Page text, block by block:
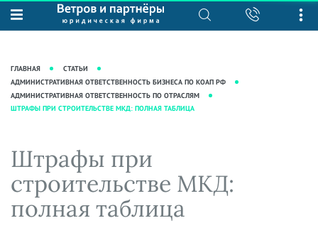
О нас
Рекомендации
Награды и рейтинги
Кейсы
Вакансии
Юридические услуги
Интеллектуальная собственность
Корпоративная практика
Сопровождение бизнеса
Ведение уголовных дел
Защита активов
Ведение дел о банкротстве
База знаний
практики"
Статьи
Видеоподкасты
Справочная
Вопросы-ответы
ГЛАВНАЯ
СТАТЬИ
АДМИНИСТРАТИВНАЯ ОТВЕТСТВЕННОСТЬ БИЗНЕСА ПО КОАП РФ
АДМИНИСТРАТИВНАЯ ОТВЕТСТВЕННОСТЬ ПО ОТРАСЛЯМ
ШТРАФЫ ПРИ СТРОИТЕЛЬСТВЕ МКД: ПОЛНАЯ ТАБЛИЦА
Штрафы при
строительстве МКД:
полная таблица